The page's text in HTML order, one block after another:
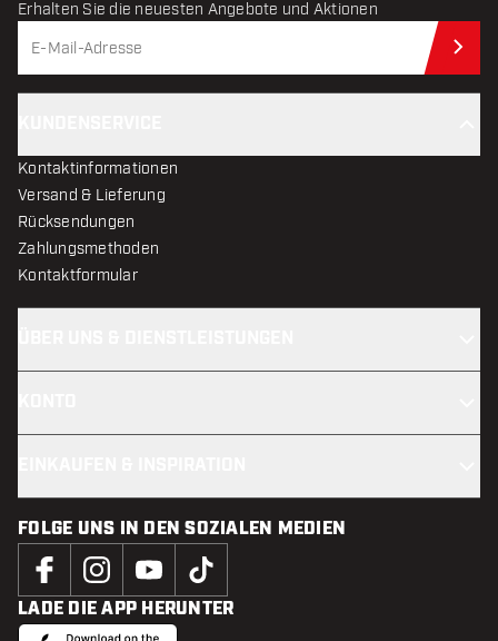
Erhalten Sie die neuesten Angebote und Aktionen
Kontaktinformationen
Versand & Lieferung
Rücksendungen
Zahlungsmethoden
Kontaktformular
FOLGE UNS IN DEN SOZIALEN MEDIEN
LADE DIE APP HERUNTER